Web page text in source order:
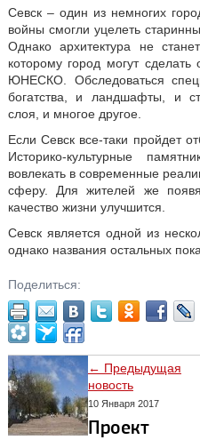
Севск – один из немногих
войны смогли уцелеть
Однако архитектура не
которому город могут
ЮНЕСКО. Обследоваться
богатства, и ландшафты, и
слоя, и многое другое.
Если Севск все-таки пройдет
Историко-культурные
вовлекать в современные
сферу. Для жителей же
качество жизни улучшится.
Севск является одной из
однако названия остальных
Поделиться:
← Предыдущая
новость
10 Января 2017
Проект